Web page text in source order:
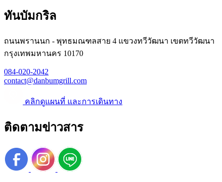
ทันบัมกริล
ถนนพรานนก - พุทธมณฑลสาย 4 แขวงทวีวัฒนา เขตทวีวัฒนา
กรุงเทพมหานคร 10170
084-020-2042
contact@danbumgrill.com
คลิกดูแผนที่ และการเดินทาง
ติดตามข่าวสาร